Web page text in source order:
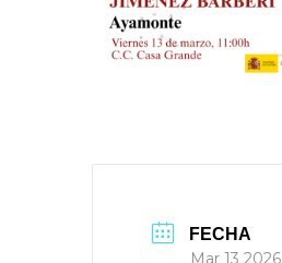
FECHA